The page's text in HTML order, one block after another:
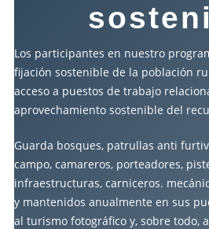
Los participantes en nuestro
fijación sostenible de la población
acceso a puestos de trabajo
aprovechamiento sostenible del
Guarda bosques, patrullas anti
campo, camareros, porteadores,
infraestructuras, carniceros.
y mantenidos anualmente en sus
al turismo fotográfico y, sobre todo,